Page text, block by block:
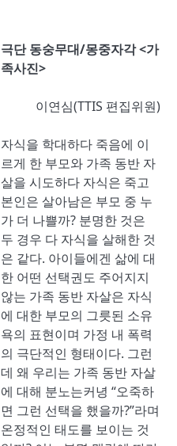
극단 동숭무대/몽중자각 <가
족사진>
이연심(TTIS 편집위원)
자식을 학대하다 죽음에 이
르게 한 부모와 가족 동반 자
살을 시도하다 자식은 죽고
본인은 살아남은 부모 중 누
가 더 나쁠까? 분명한 것은
두 경우 다 자식을 살해한 것
은 같다. 아이들에겐 삶에 대
한 어떤 선택권도 주어지지
않는 가족 동반 자살은 자식
에 대한 부모의 그릇된 소유
욕의 표현이며 가정 내 폭력
의 극단적인 형태이다. 그런
데 왜 우리는 가족 동반 자살
에 대해 분노는커녕 “오죽하
면 그런 선택을 했을까?”라며
온정적인 태도를 보이는 것